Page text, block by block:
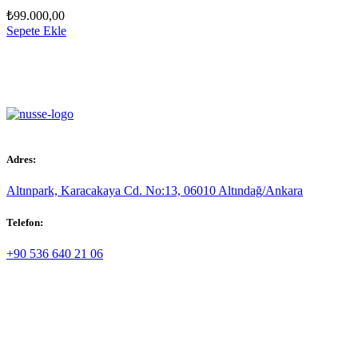
₺99.000,00
Sepete Ekle
Adres:
Altınpark, Karacakaya Cd. No:13, 06010 Altındağ/Ankara
Telefon:
+90 536 640 21 06